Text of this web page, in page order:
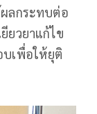
ลกระทบต่อ
ยวยาแก้ไข
บเพื่อให้ยุติ